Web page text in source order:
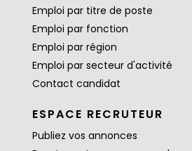
Emploi par titre de poste
Emploi par fonction
Emploi par région
Emploi par secteur d'activité
Contact candidat
ESPACE RECRUTEUR
Publiez vos annonces